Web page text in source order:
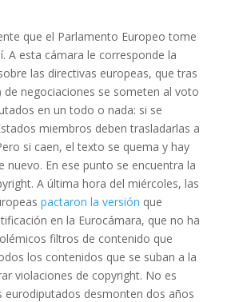
que el Parlamento Europeo tome
A esta cámara le corresponde la
las directivas europeas, que tras
de negociaciones se someten al voto
en un todo o nada: si se
miembros deben trasladarlas a
si caen, el texto se quema y hay
nuevo. En ese punto se encuentra la
A última hora del miércoles, las
pactaron la versión que
en la Eurocámara, que no ha
filtros de contenido que
los contenidos que se suban a la
violaciones de copyright. No es
eurodiputados desmonten dos años